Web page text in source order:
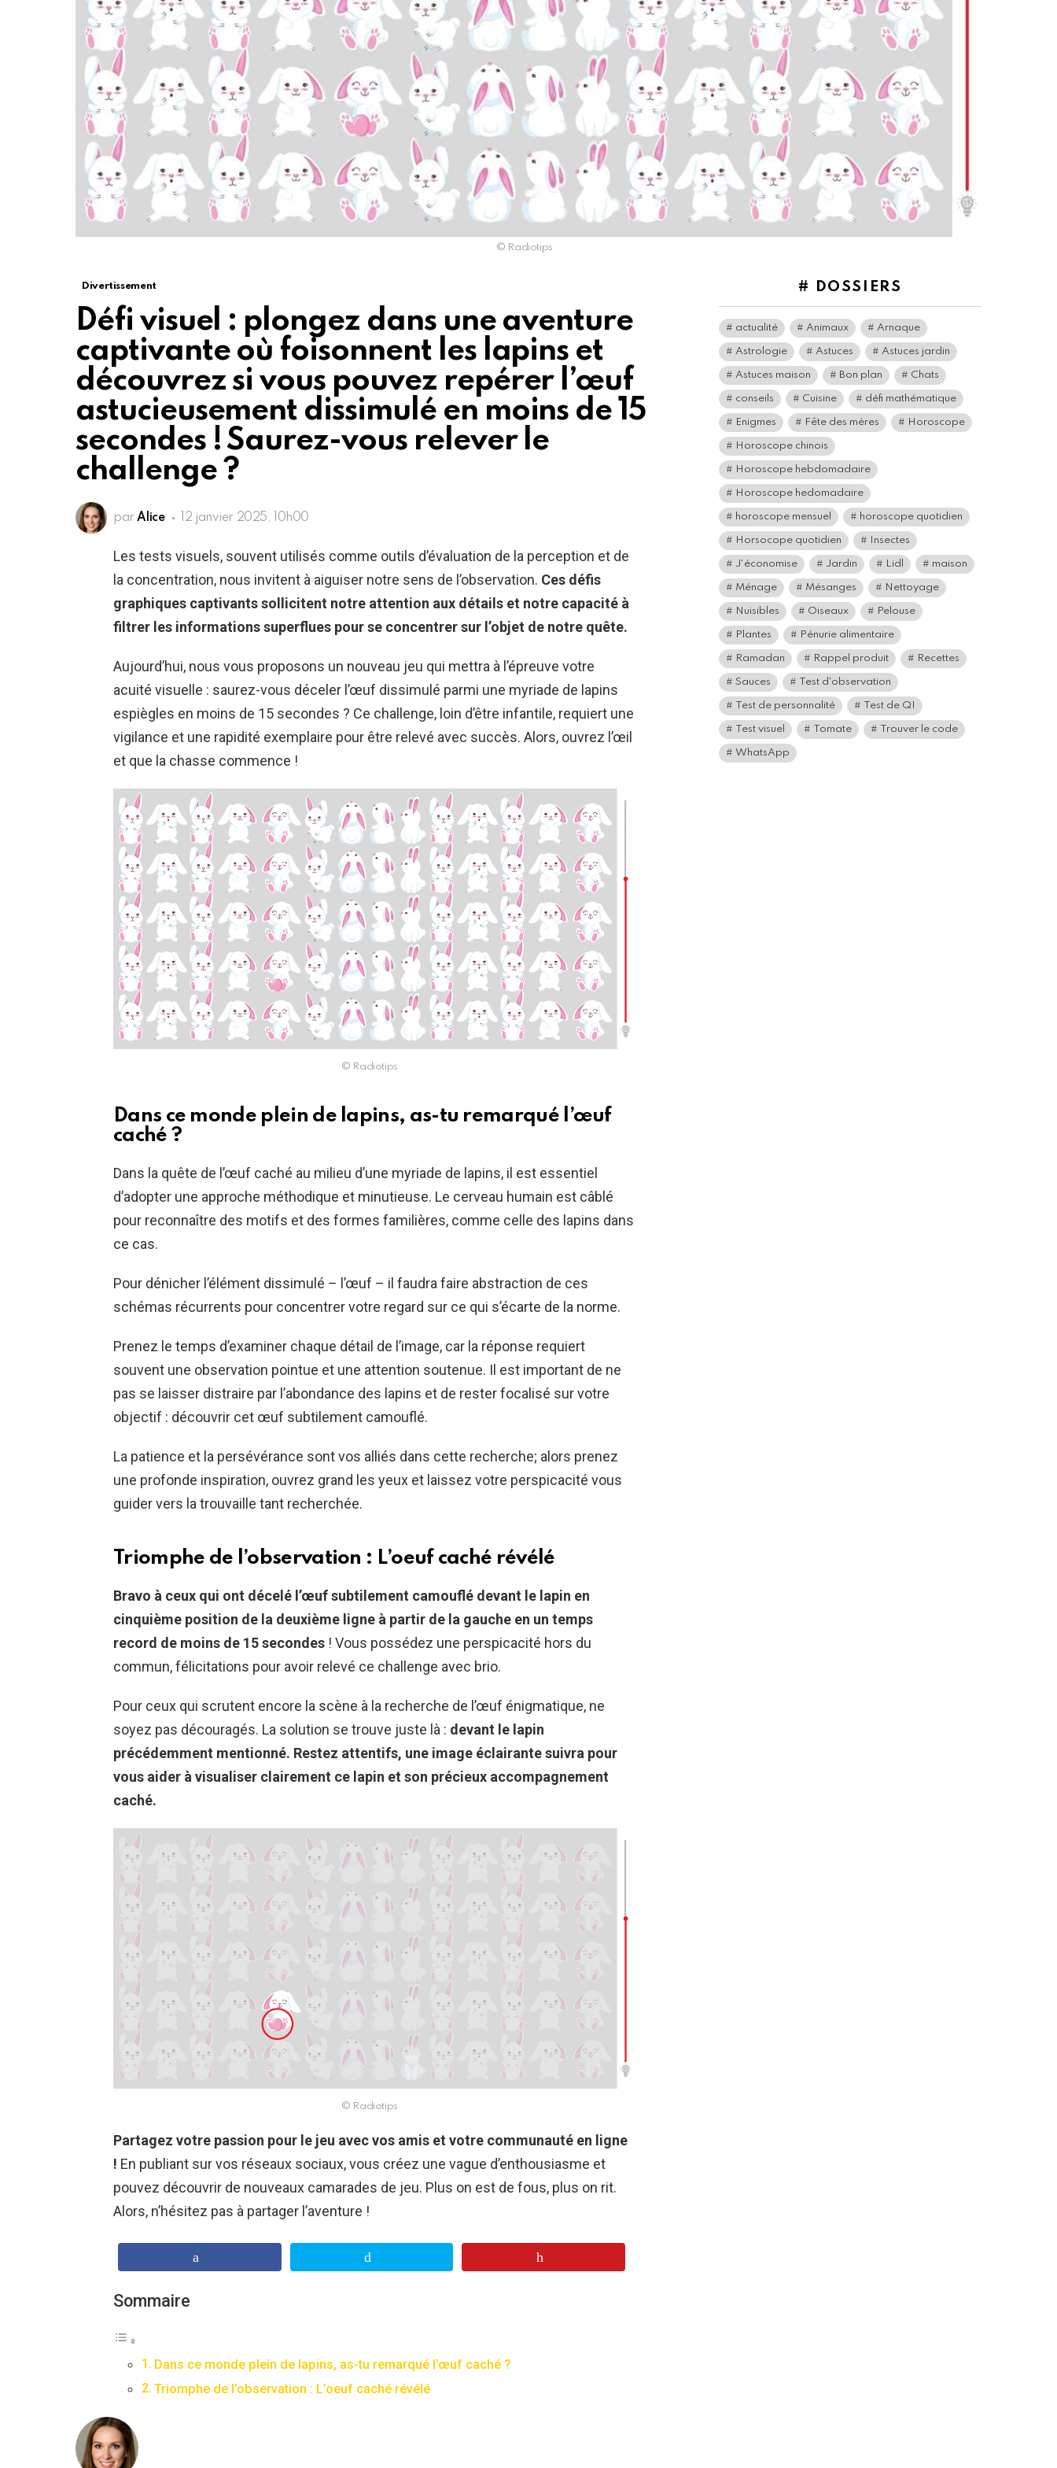
© Radiotips
Divertissement
Défi visuel : plongez dans une aventure
captivante où foisonnent les lapins et
découvrez si vous pouvez repérer l’œuf
astucieusement dissimulé en moins de 15
secondes ! Saurez-vous relever le
challenge ?
par Alice 12 janvier 2025, 10h00
Les tests visuels, souvent utilisés comme outils d’évaluation de la perception et de
la concentration, nous invitent à aiguiser notre sens de l’observation. Ces défis
graphiques captivants sollicitent notre attention aux détails et notre capacité à
filtrer les informations superflues pour se concentrer sur l’objet de notre quête.
Aujourd’hui, nous vous proposons un nouveau jeu qui mettra à l’épreuve votre
acuité visuelle : saurez-vous déceler l’œuf dissimulé parmi une myriade de lapins
espiègles en moins de 15 secondes ? Ce challenge, loin d’être infantile, requiert une
vigilance et une rapidité exemplaire pour être relevé avec succès. Alors, ouvrez l’œil
et que la chasse commence !
© Radiotips
Dans ce monde plein de lapins, as-tu remarqué l’œuf
caché ?
Dans la quête de l’œuf caché au milieu d’une myriade de lapins, il est essentiel
d’adopter une approche méthodique et minutieuse. Le cerveau humain est câblé
pour reconnaître des motifs et des formes familières, comme celle des lapins dans
ce cas.
Pour dénicher l’élément dissimulé – l’œuf – il faudra faire abstraction de ces
schémas récurrents pour concentrer votre regard sur ce qui s’écarte de la norme.
Prenez le temps d’examiner chaque détail de l’image, car la réponse requiert
souvent une observation pointue et une attention soutenue. Il est important de ne
pas se laisser distraire par l’abondance des lapins et de rester focalisé sur votre
objectif : découvrir cet œuf subtilement camouflé.
La patience et la persévérance sont vos alliés dans cette recherche; alors prenez
une profonde inspiration, ouvrez grand les yeux et laissez votre perspicacité vous
guider vers la trouvaille tant recherchée.
Triomphe de l’observation : L’oeuf caché révélé
Bravo à ceux qui ont décelé l’œuf subtilement camouflé devant le lapin en
cinquième position de la deuxième ligne à partir de la gauche en un temps
record de moins de 15 secondes ! Vous possédez une perspicacité hors du
commun, félicitations pour avoir relevé ce challenge avec brio.
Pour ceux qui scrutent encore la scène à la recherche de l’œuf énigmatique, ne
soyez pas découragés. La solution se trouve juste là : devant le lapin
précédemment mentionné. Restez attentifs, une image éclairante suivra pour
vous aider à visualiser clairement ce lapin et son précieux accompagnement
caché.
© Radiotips
Partagez votre passion pour le jeu avec vos amis et votre communauté en ligne
! En publiant sur vos réseaux sociaux, vous créez une vague d’enthousiasme et
pouvez découvrir de nouveaux camarades de jeu. Plus on est de fous, plus on rit.
Alors, n’hésitez pas à partager l’aventure !
Sommaire
Dans ce monde plein de lapins, as-tu remarqué l’œuf caché ?
Triomphe de l’observation : L’oeuf caché révélé
# DOSSIERS
actualité Animaux Arnaque
Astrologie Astuces Astuces jardin
Astuces maison Bon plan Chats
conseils Cuisine défi mathématique
Enigmes Fête des mères Horoscope
Horoscope chinois
Horoscope hebdomadaire
Horoscope hedomadaire
horoscope mensuel horoscope quotidien
Horsocope quotidien Insectes
J'économise Jardin Lidl maison
Ménage Mésanges Nettoyage
Nuisibles Oiseaux Pelouse
Plantes Pénurie alimentaire
Ramadan Rappel produit Recettes
Sauces Test d'observation
Test de personnalité Test de QI
Test visuel Tomate Trouver le code
WhatsApp